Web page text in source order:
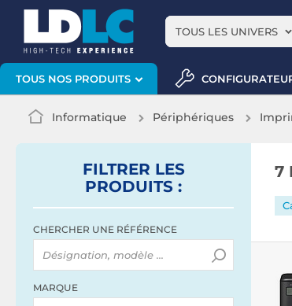
TOUS LES UNIVERS
TOUS NOS PRODUITS
Informatique Périphériques
FILTRER LES
PRODUITS :
CHERCHER UNE RÉFÉRENCE
MARQUE
7